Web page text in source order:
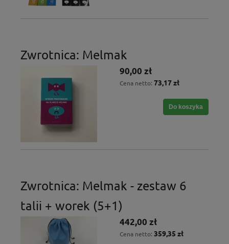
Zwrotnica: Melmak
90,00 zł
Cena netto: 73,17 zł
Do koszyka
Zwrotnica: Melmak - zestaw 6
talii + worek (5+1)
442,00 zł
Cena netto: 359,35 zł